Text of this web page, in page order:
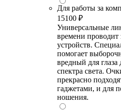
Для работы за
15100 ₽
Универсальные
времени
устройств.
помогает
вредный для глаза
спектра света.
прекрасно
гаджетами, и для
ношения.